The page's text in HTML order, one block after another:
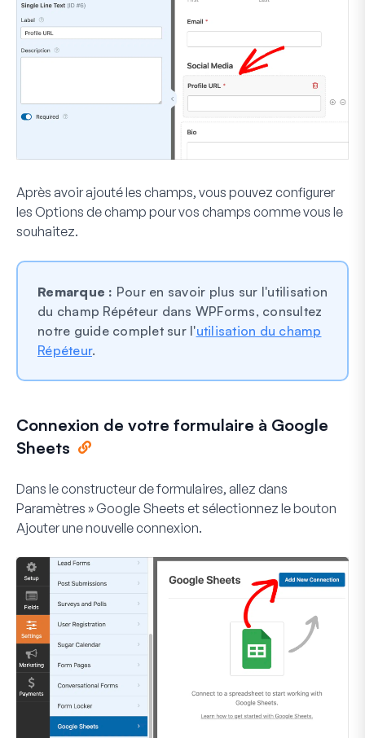
Après avoir ajouté les champs, vous pouvez configurer
les Options de champ pour vos champs comme vous le
souhaitez.
Remarque : Pour en savoir plus sur l'utilisation
du champ Répéteur dans WPForms, consultez
notre guide complet sur l'utilisation du champ
Répéteur.
Connexion de votre formulaire à Google
Sheets
Dans le constructeur de formulaires, allez dans
Paramètres » Google Sheets et sélectionnez le bouton
Ajouter une nouvelle connexion.